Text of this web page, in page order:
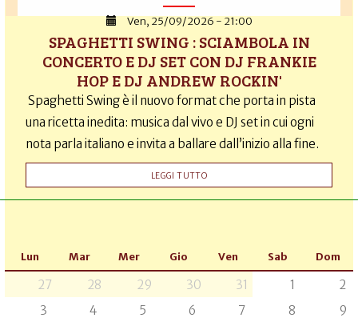
Ven, 25/09/2026 - 21:00
SPAGHETTI SWING : SCIAMBOLA IN
CONCERTO E DJ SET CON DJ FRANKIE
HOP E DJ ANDREW ROCKIN'
Spaghetti Swing è il nuovo format che porta in pista
una ricetta inedita: musica dal vivo e DJ set in cui ogni
nota parla italiano e invita a ballare dall’inizio alla fine.
LEGGI TUTTO
Lun Mar Mer Gio Ven Sab Dom
27 28 29 30 31 1
2
3
4 5 6 7 8
9